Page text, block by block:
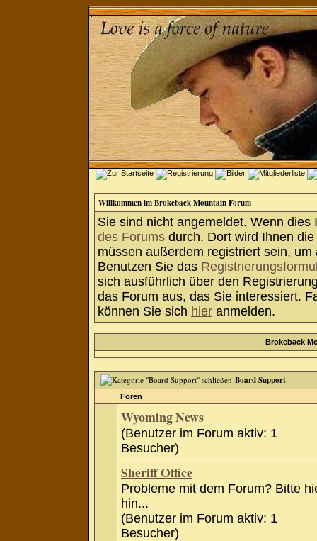
Willkommen im Brokeback Mountain Forum
Sie sind nicht angemeldet. Wenn
des Forums durch. Dort wird Ihnen
müssen außerdem registriert sein,
Benutzen Sie das
sich ausführlich über den
das Forum aus, das Sie interessiert.
können Sie sich hier anmelden.
Brokeback
Board Support
Foren
Wyoming News
(Benutzer im Forum aktiv: 1
Besucher)
Sheriff Office
Probleme mit dem Forum? Bitte
hin...
(Benutzer im Forum aktiv: 1
Besucher)